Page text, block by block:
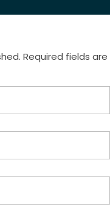
Required fields are